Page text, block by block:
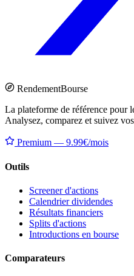
RendementBourse
La plateforme de référence pour
Analysez, comparez et suivez
Premium — 9.99€/mois
Outils
Screener d'actions
Calendrier dividendes
Résultats financiers
Splits d'actions
Introductions en bourse
Comparateurs